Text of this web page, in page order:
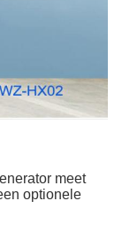
meet
optionele